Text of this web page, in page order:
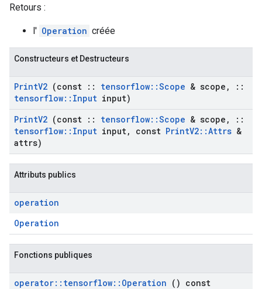
Retours :
l' Operation créée
Constructeurs et Destructeurs
PrintV2 (const :: tensorflow::Scope & scope ,
::
tensorflow:: Input input)
PrintV2 (const :: tensorflow::Scope & scope ,
::
tensorflow:: Input input, const PrintV2::Attrs &
attrs)
Attributs publics
operation
Operation
Fonctions publiques
operator:: tensorflow:: Operation () const